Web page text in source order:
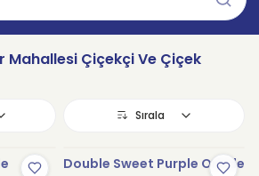
Mahallesi Çiçekçi Ve Çiçek
Sırala
Double Sweet Purple Orkide